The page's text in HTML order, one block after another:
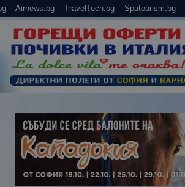
Airnews.bg TravelTech.bg Spatourism.bg